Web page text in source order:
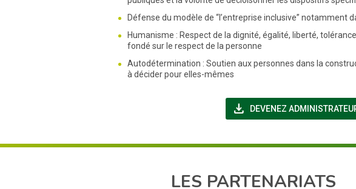
Défense du modèle de “l’entreprise inclusive” notamment
Humanisme : Respect de la dignité, égalité, liberté,
fondé sur le respect de la personne
Autodétermination : Soutien aux personnes dans la
à décider pour elles-mêmes
file_download DEVENEZ
LES PARTENARIATS